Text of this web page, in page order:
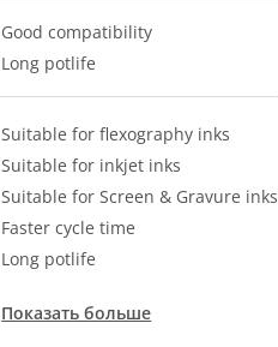
Good compatibility
Long potlife
Suitable for flexography inks
Suitable for inkjet inks
Suitable for Screen & Gravure inks
Faster cycle time
Long potlife
Показать больше